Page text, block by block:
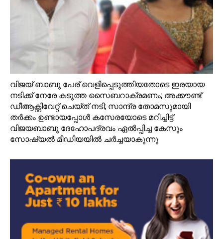
വിജയ്‌ ബാബു പേര് വെളിപ്പെടുത്തിയതോടെ ഇരയായ
നടിക്ക് നേരേ കടുത്ത സൈബറാക്രമണം; അക്കൗണ്ട്‌
ഡീആക്റ്റിവേറ്റ് ചെയ്ത് നടി; സാന്ദ്ര തോമസുമായി
തര്‍ക്കം ഉണ്ടായപ്പോള്‍ കസേരയോടെ മറിച്ചിട്ട്
വിജയബാബു ദേഹോപദ്രവം ഏല്‍പ്പിച്ച കേസും
സോഷ്യല്‍ മീഡിയയില്‍ ചര്‍ച്ചയാകുന്നു